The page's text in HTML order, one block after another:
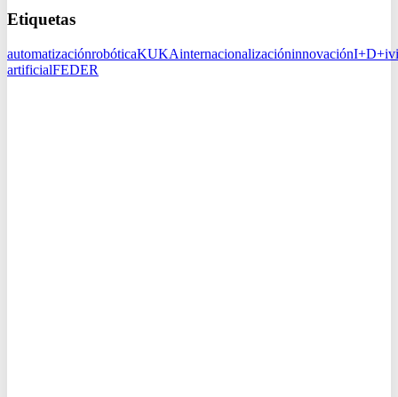
Etiquetas
automatizaciónrobóticaKUKAinternacionalizacióninnovaciónI+D+i
artificialFEDER